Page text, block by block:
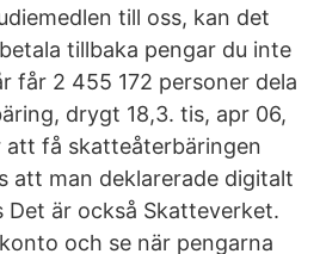
till oss, kan det
tillbaka pengar du inte
får 2 455 172 personer dela
drygt 18,3. tis, apr 06,
att få skatteåterbäringen
att man deklarerade digitalt
Det är också Skatteverket.
och se när pengarna